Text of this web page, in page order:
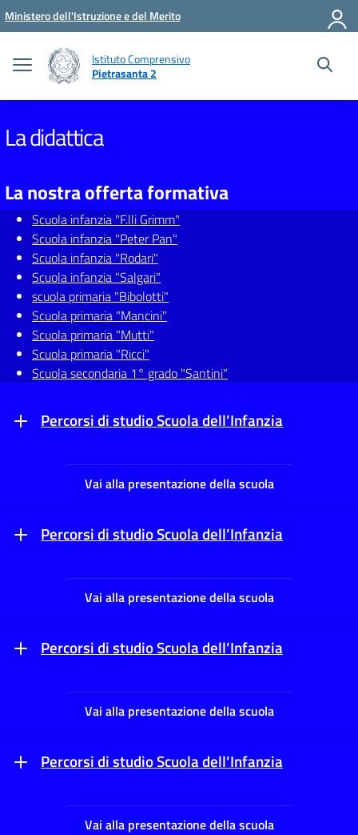
Vai ai contenuti
Vai al menu di navigazione
Vai al footer
Ministero dell'Istruzione e del Merito
Istituto Comprensivo
Pietrasanta 2
La didattica
La nostra offerta formativa
Scuola infanzia "F.lli Grimm"
Scuola infanzia "Peter Pan"
Scuola infanzia "Rodari"
Scuola infanzia "Salgari"
scuola primaria "Bibolotti"
Scuola primaria "Mancini"
Scuola primaria "Mutti"
Scuola primaria "Ricci"
Scuola secondaria 1° grado "Santini"
Percorsi di studio Scuola dell’Infanzia
Vai alla presentazione della scuola
Percorsi di studio Scuola dell’Infanzia
Vai alla presentazione della scuola
Percorsi di studio Scuola dell’Infanzia
Vai alla presentazione della scuola
Percorsi di studio Scuola dell’Infanzia
Vai alla presentazione della scuola